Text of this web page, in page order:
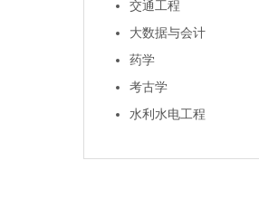
交通工程
大数据与会计
药学
考古学
水利水电工程